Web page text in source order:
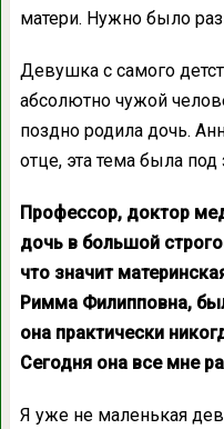
матери. Нужно было
Девушка с самого
абсолютно чужой
поздно родила дочь.
отце, эта тема была
Профессор, доктор
дочь в большой
что значит
Римма Филипповна,
она практически
Сегодня она все мне
Я уже не маленькая